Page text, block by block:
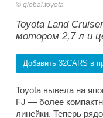
global.toyota
Toyota Land
мотором 2,7 л и
Добавить 32CARS в
Toyota вывела на
FJ — более
линейки. Теперь